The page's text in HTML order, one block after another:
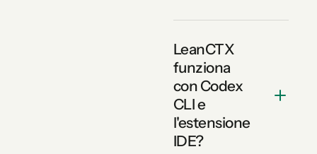
LeanCTX
funziona
con Codex
CLI e
l'estensione
IDE?